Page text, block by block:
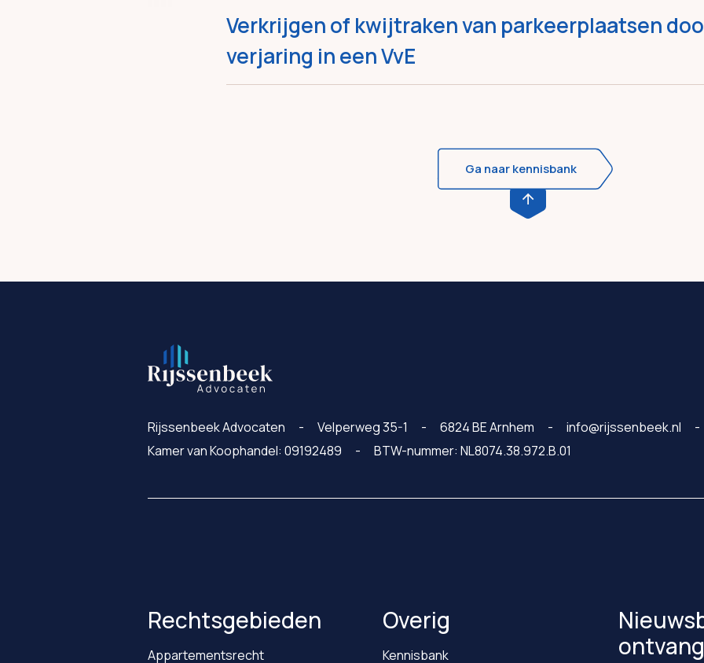
Verkrijgen of kwijtraken van parkeerplaatsen
verjaring in een VvE
Ga naar kennisbank
Rijssenbeek Advocaten Velperweg 35-1 6824 BE Arnhem
info@rijssenbeek.nl
Kamer van Koophandel: 09192489
BTW-nummer: NL8074.38.972.B.01
Rechtsgebieden
Appartementsrecht
Overig
Kennisbank